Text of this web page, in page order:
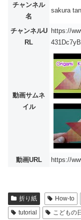
チャンネル
名
sakura
チャンネルU
RL
https://
動画サムネ
イル
動画URL https://
折り紙 How-to
tutorial
こどもの